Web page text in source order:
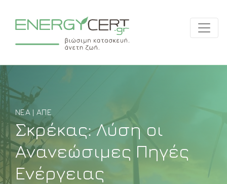
ΝΈΑ | ΑΠΕ
Σκρέκας: Λύση οι
Ανανεώσιμες Πηγές
Ενέργειας